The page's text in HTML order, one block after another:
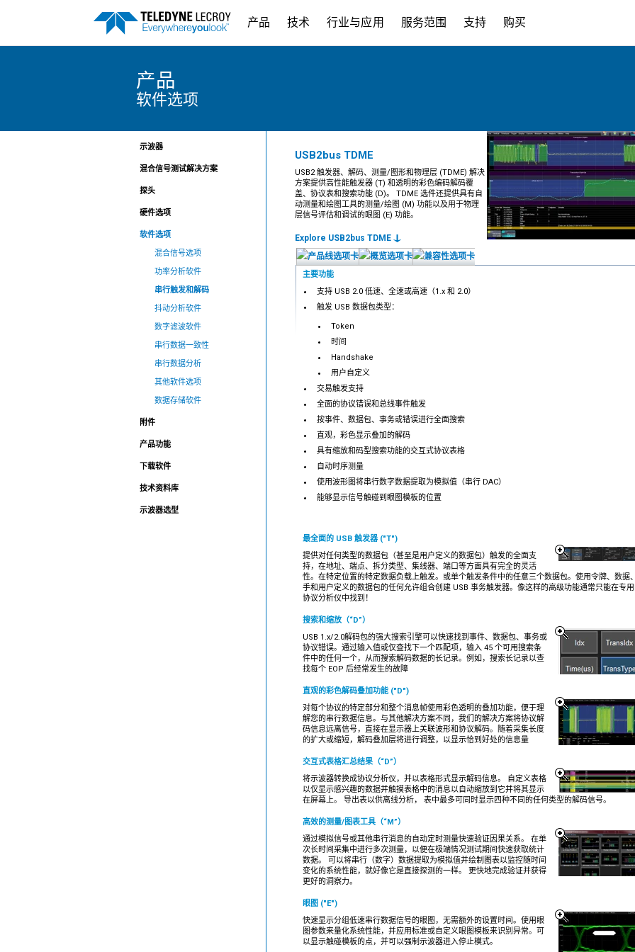
产品 技术 行业与应用 服务范围 支持 购买
产品
软件选项
USB2bus TDME
USB2 触发器、解码、测量/图形和物理层 (TDME) 解决
方案提供高性能触发器 (T) 和透明的彩色编码解码覆
盖、协议表和搜索功能 (D)。 TDME 选件还提供具有自
动测量和绘图工具的测量/绘图 (M) 功能以及用于物理
层信号评估和调试的眼图 (E) 功能。
Explore USB2bus TDME
主要功能
支持 USB 2.0 低速、全速或高速（1.x 和 2.0）
触发 USB 数据包类型：
Token
时间
Handshake
用户自定义
交易触发支持
全面的协议错误和总线事件触发
按事件、数据包、事务或错误进行全面搜索
直观，彩色显示叠加的解码
具有缩放和码型搜索功能的交互式协议表格
自动时序测量
使用波形图将串行数字数据提取为模拟值（串行 DAC）
能够显示信号触碰到眼图模板的位置
最全面的 USB 触发器 ("T")
提供对任何类型的数据包（甚至是用户定义的数据包）触发的全面支
持，在地址、端点、拆分类型、集线器、端口等方面具有完全的灵活
性。在特定位置的特定数据负载上触发。或单个触发条件中的任意三个数据包。使用令牌、数据
手和用户定义的数据包的任何允许组合创建 USB 事务触发器。像这样的高级功能通常只能在专
协议分析仪中找到！
搜索和缩放（“D”）
USB 1.x/2.0解码包的强大搜索引擎可以快速找到事件、数据包、事务或
协议错误。通过输入值或仅查找下一个匹配项，输入 45 个可用搜索条
件中的任何一个，从而搜索解码数据的长记录。例如，搜索长记录以查
找每个 EOP 后经常发生的故障
直观的彩色解码叠加功能 ("D")
对每个协议的特定部分和整个消息帧使用彩色透明的叠加功能，便于理
解您的串行数据信息。与其他解决方案不同，我们的解决方案将协议解
码信息远离信号，直接在显示器上关联波形和协议解码。随着采集长度
的扩大或缩短，解码叠加层将进行调整，以显示恰到好处的信息量
交互式表格汇总结果（“D”）
将示波器转换成协议分析仪，并以表格形式显示解码信息。 自定义表格
以仅显示感兴趣的数据并触摸表格中的消息以自动缩放到它并将其显示
在屏幕上。 导出表以供离线分析， 表中最多可同时显示四种不同的任何类型的解码信号。
高效的测量/图表工具（“M”）
通过模拟信号或其他串行消息的自动定时测量快速验证因果关系。 在单
次长时间采集中进行多次测量，以便在极端情况测试期间快速获取统计
数据。 可以将串行（数字）数据提取为模拟值并绘制图表以监控随时间
变化的系统性能，就好像它是直接探测的一样。 更快地完成验证并获得
更好的洞察力。
眼图 ("E")
快速显示分组低速串行数据信号的眼图，无需额外的设置时间。使用眼
图参数来量化系统性能，并应用标准或自定义眼图模板来识别异常。可
以显示触碰模板的点，并可以强制示波器进入停止模式。
示波器
混合信号测试解决方案
探头
硬件选项
软件选项
混合信号选项
功率分析软件
串行触发和解码
抖动分析软件
数字滤波软件
串行数据一致性
串行数据分析
其他软件选项
数据存储软件
附件
产品功能
下载软件
技术资料库
示波器选型